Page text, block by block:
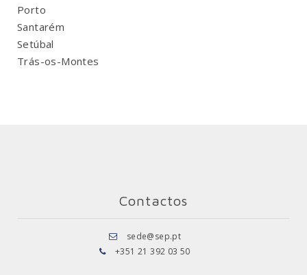
Porto
Santarém
Setúbal
Trás-os-Montes
Contactos
sede@sep.pt
+351 21 392 03 50